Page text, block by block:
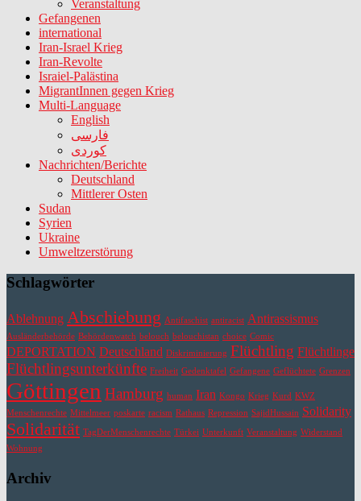
Veranstaltung
Gefangenen
international
Iran-Israel Krieg
Iran-Revolte
Israiel-Palästina
MigrantInnen gegen Krieg
Multi-Language
English
فارسی
کوردی
Nachrichten/Berichte
Deutschland
Mittlerer Osten
Sudan
Syrien
Ukraine
Umweltzerstörung
Schlagwörter
Ablehnung Abschiebung Antifaschist antiracist Antirassismus
Ausländerbehörde Behördenwatch belouch belouchistan choice Comic
DEPORTATION Deutschland Diskriminierung Flüchtling Flüchtlinge
Flüchtlingsunterkünfte Freiheit Gedenktafel Gefangene Geflüchtete Grenzen
Göttingen Hamburg human Iran Kongo Krieg Kurd KWZ
Menschenrechte Mittelmeer poskarte racism Rathaus Repression SajidHussain Solidarity
Solidarität TagDerMenschenrechte Türkei Unterkunft Veranstaltung Widerstand
Wohnung
Archiv